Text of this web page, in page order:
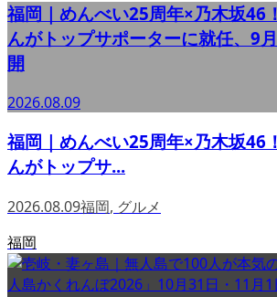
福岡｜めんべい25周年×乃木坂46
んがトップサポーターに就任、9
開
2026.08.09
福岡｜めんべい25周年×乃木坂46
んがトップサ...
2026.08.09福岡, グルメ
福岡